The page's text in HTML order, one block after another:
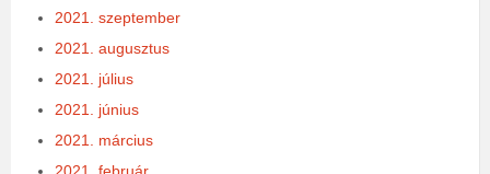
2021. szeptember
2021. augusztus
2021. július
2021. június
2021. március